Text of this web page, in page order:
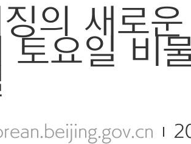
의 새로
토요일 비